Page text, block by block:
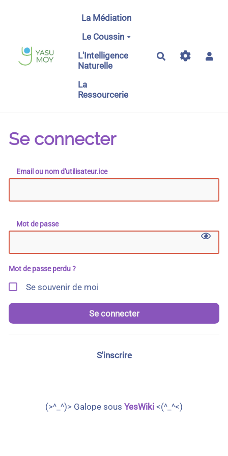
Aller au contenu principal
La Médiation
Le Coussin
L'Intelligence
Naturelle
La
Ressourcerie
Rechercher
Se connecter
Email ou nom d'utilisateur.ice
Mot de passe
Mot de passe perdu ?
Se souvenir de moi
Se connecter
S'inscrire
(>^_^)> Galope sous YesWiki <(^_^<)